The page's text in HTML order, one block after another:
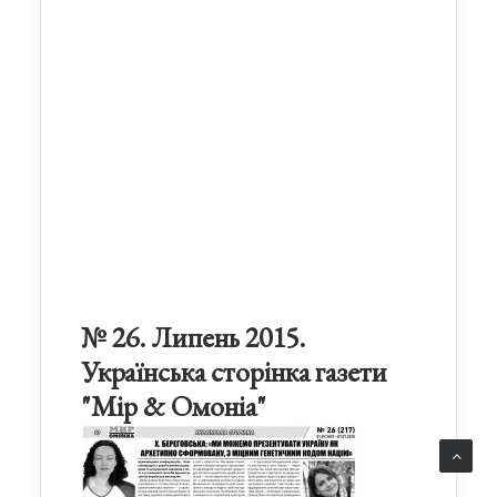
№ 26. Липень 2015.
Українська сторінка газети
"Мір & Омоніа"